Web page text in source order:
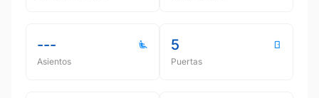
---
Asientos
5
Puertas